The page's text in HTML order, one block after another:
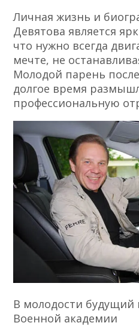
Личная жизнь и
Девятова является
что нужно всегда
мечте, не
Молодой парень
долгое время
профессиональную
В молодости будущий
Военной академии